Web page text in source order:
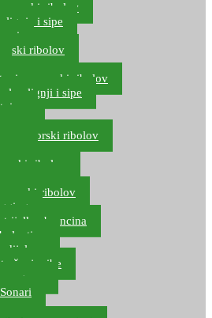
morski ribolov
lignje i sipe
ribolov
za morski ribolov
lov lignji i sipe
za morski ribolov
ribolov
za more
morski ribolov
brancina
ribe